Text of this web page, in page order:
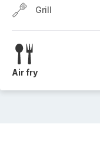
Grill
Air fry